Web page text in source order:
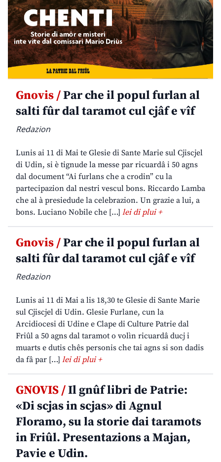
Gnovis /Par che il popul furlan al
salti fûr dal taramot cul cjâf e vîf
Redazion
Lunis ai 11 di Mai te Glesie di Sante Marie sul Cjiscjel
di Udin, si è tignude la messe par ricuardâ i 50 agns
dal document “Ai furlans che a crodin” cu la
partecipazion dal nestri vescul bons. Riccardo Lamba
che al à presiedude la celebrazion. Un grazie a lui, a
bons. Luciano Nobile che […] lei di plui +
Gnovis /Par che il popul furlan al
salti fûr dal taramot cul cjâf e vîf
Redazion
Lunis ai 11 di Mai a lis 18,30 te Glesie di Sante Marie
sul Cjiscjel di Udin. Glesie Furlane, cun la
Arcidiocesi di Udine e Clape di Culture Patrie dal
Friûl a 50 agns dal taramot o volìn ricuardâ ducj i
muarts e dutis chês personis che tai agns si son dadis
da fâ par […] lei di plui +
GNOVIS /Il gnûf libri de Patrie:
«Di scjas in scjas» di Agnul
Floramo, su la storie dai taramots
in Friûl. Presentazions a Majan,
Pavie e Udin.